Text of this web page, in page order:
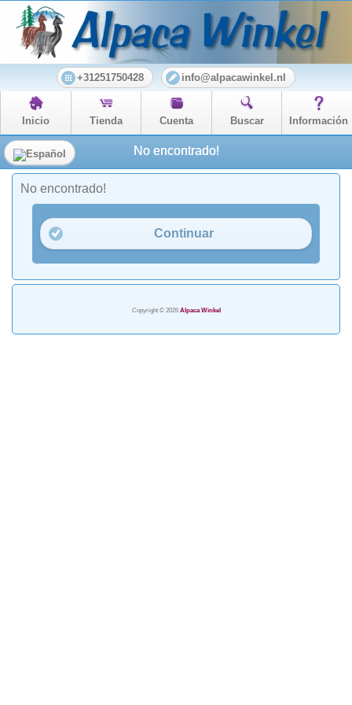
+31251750428 info@alpacawinkel.nl
Inicio Tienda Cuenta Buscar Información
No encontrado!
No encontrado!
Continuar
Copyright © 2026 Alpaca Winkel